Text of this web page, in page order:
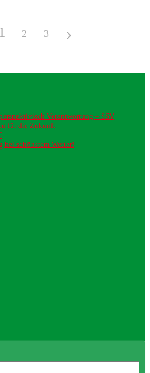
1 2 3
Verantwortung – SSV
für die Zukunft
schönstem Wetter!